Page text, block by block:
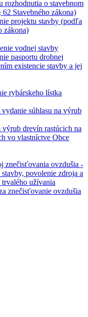
rozhodnutia o stavebnom
Stavebného zákona)
projektu stavby (podľa
zákona)
vodnej stavby
pasportu drobnej
existencie stavby a jej
rybárskeho lístka
súhlasu na výrub
výrub drevín rastúcich na
vo vlastníctve Obce
znečisťovania ovzdušia -
povolenie zdroja a
užívania
znečisťovanie ovzdušia